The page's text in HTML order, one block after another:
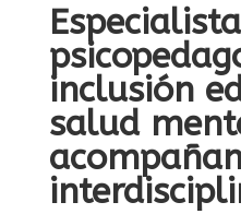
inclusión
salud